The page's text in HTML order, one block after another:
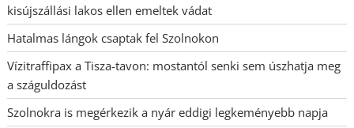
kisújszállási lakos ellen emeltek vádat
Hatalmas lángok csaptak fel Szolnokon
Vízitraffipax a Tisza-tavon: mostantól senki sem úszhatja meg
a száguldozást
Szolnokra is megérkezik a nyár eddigi legkeményebb napja